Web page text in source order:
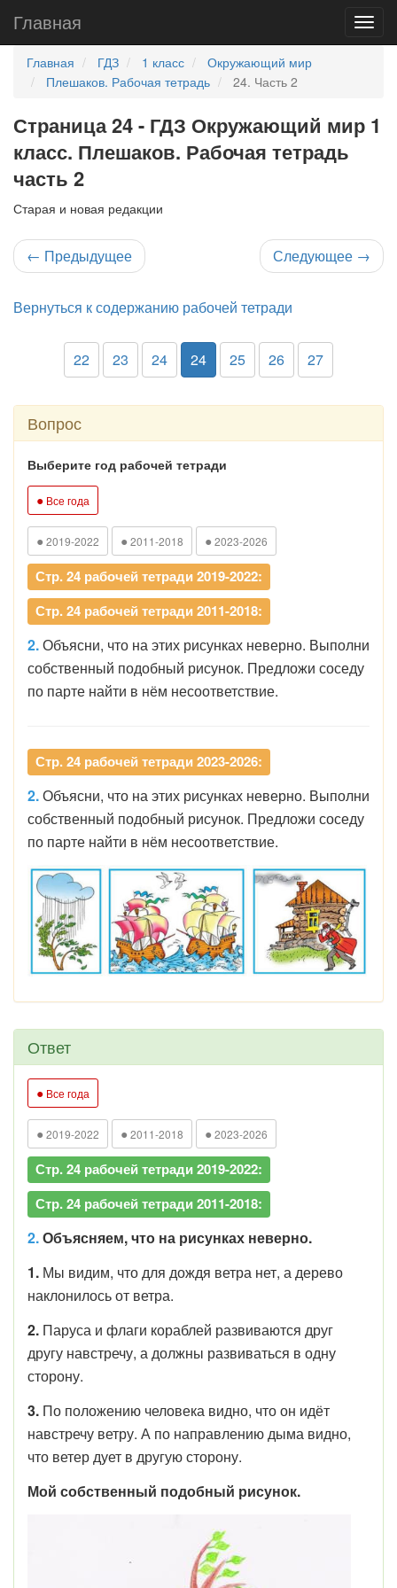
Главная
Главная ГДЗ 1 класс
Окружающий мир
Плешаков. Рабочая тетрадь
24. Часть 2
Страница 24 - ГДЗ Окружающий мир 1
класс. Плешаков. Рабочая тетрадь
часть 2
Старая и новая редакции
← Предыдущее Следующее →
Вернуться к содержанию рабочей тетради
22 23 24 24 25 26 27
Вопрос
Выберите год рабочей тетради
● Все года
● 2019-2022 ● 2011-2018 ● 2023-2026
Стр. 24 рабочей тетради 2019-2022:
Стр. 24 рабочей тетради 2011-2018:
2.Объясни, что на этих рисунках неверно. Выполни
собственный подобный рисунок. Предложи соседу
по парте найти в нём несоответствие.
Стр. 24 рабочей тетради 2023-2026:
2.Объясни, что на этих рисунках неверно. Выполни
собственный подобный рисунок. Предложи соседу
по парте найти в нём несоответствие.
Ответ
● Все года
● 2019-2022 ● 2011-2018 ● 2023-2026
Стр. 24 рабочей тетради 2019-2022:
Стр. 24 рабочей тетради 2011-2018:
2.Объясняем, что на рисунках неверно.
1. Мы видим, что для дождя ветра нет, а дерево
наклонилось от ветра.
2. Паруса и флаги кораблей развиваются друг
другу навстречу, а должны развиваться в одну
сторону.
3. По положению человека видно, что он идёт
навстречу ветру. А по направлению дыма видно,
что ветер дует в другую сторону.
Мой собственный подобный рисунок.